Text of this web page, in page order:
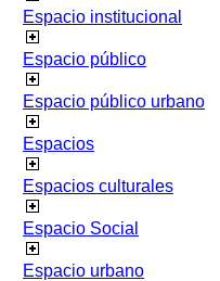
Espacio institucional
Espacio público
Espacio público urbano
Espacios
Espacios culturales
Espacio Social
Espacio urbano